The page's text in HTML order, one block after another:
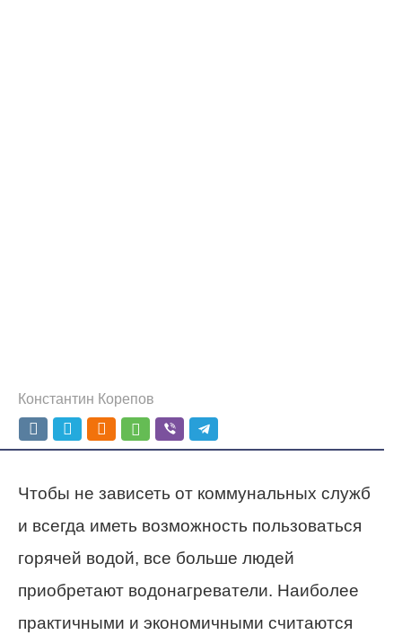
Константин Корепов
Чтобы не зависеть от коммунальных служб
и всегда иметь возможность пользоваться
горячей водой, все больше людей
приобретают водонагреватели. Наиболее
практичными и экономичными считаются